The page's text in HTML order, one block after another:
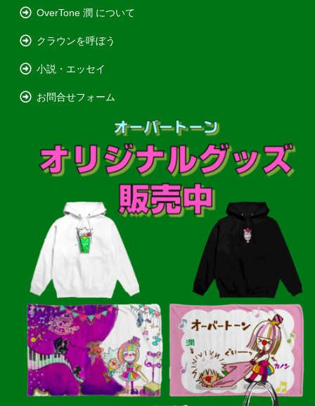
OverTone 潤 について
クラウンを呼ぼう
小説・エッセイ
お問合せフォーム